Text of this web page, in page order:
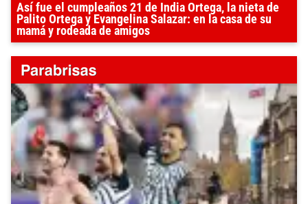
Así fue el cumpleaños 21 de India Ortega, la nieta de
Palito Ortega y Evangelina Salazar: en la casa de su
mamá y rodeada de amigos